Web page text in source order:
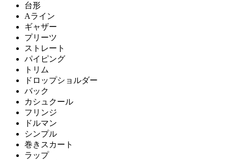
台形
Aライン
ギャザー
プリーツ
ストレート
パイピング
トリム
ドロップショルダー
バック
カシュクール
フリンジ
ドルマン
シンプル
巻きスカート
ラップ